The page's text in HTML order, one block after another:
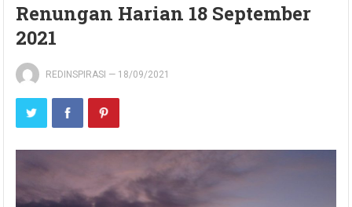
Renungan Harian 18 September
2021
REDINSPIRASI — 18/09/2021